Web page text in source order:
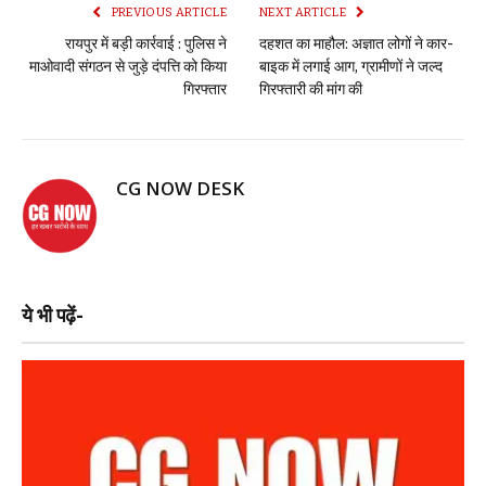
PREVIOUS ARTICLE
रायपुर में बड़ी कार्रवाई : पुलिस ने
माओवादी संगठन से जुड़े दंपत्ति को किया
गिरफ्तार
NEXT ARTICLE
दहशत का माहौल: अज्ञात लोगों ने कार-
बाइक में लगाई आग, ग्रामीणों ने जल्द
गिरफ्तारी की मांग की
CG NOW DESK
ये भी पढ़ें-